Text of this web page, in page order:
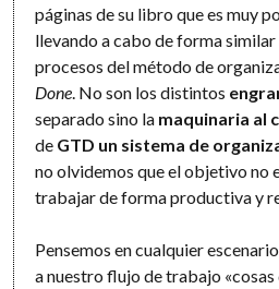
páginas de su libro que es muy
llevando a cabo de forma similar
procesos del método de
Done . No son los distintos
separado sino la maquinaria al
de GTD un sistema de
no olvidemos que el objetivo no
trabajar de forma productiva y
Pensemos en cualquier
a nuestro flujo de trabajo «cosas